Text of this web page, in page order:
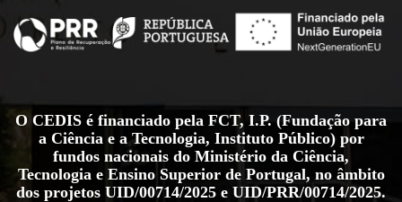
O CEDIS é financiado pela FCT, I.P. (Fundação para
a Ciência e a Tecnologia, Instituto Público) por
fundos nacionais do Ministério da Ciência,
Tecnologia e Ensino Superior de Portugal, no âmbito
dos projetos UID/00714/2025 e UID/PRR/00714/2025.